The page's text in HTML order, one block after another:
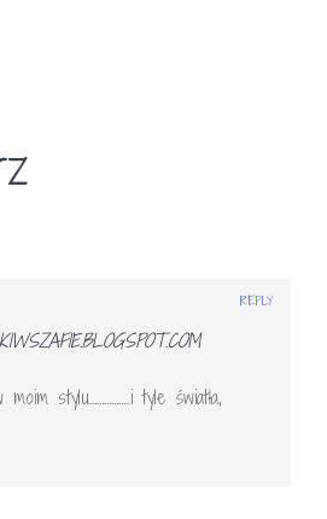
stylu……………..i tyle światła,
REPLY